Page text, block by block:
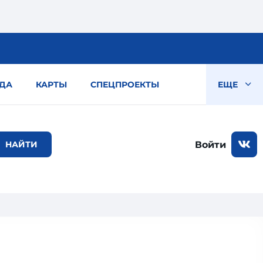
КАРТЫ СПЕЦПРОЕКТЫ ЕЩЕ
Войти